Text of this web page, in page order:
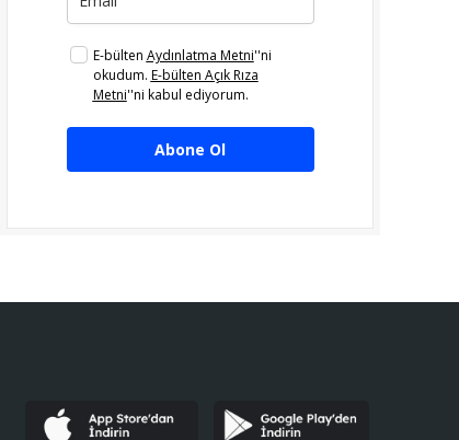
E-bülten Aydınlatma Metni''ni
okudum. E-bülten Açık Rıza
Metni''ni kabul ediyorum.
Abone Ol